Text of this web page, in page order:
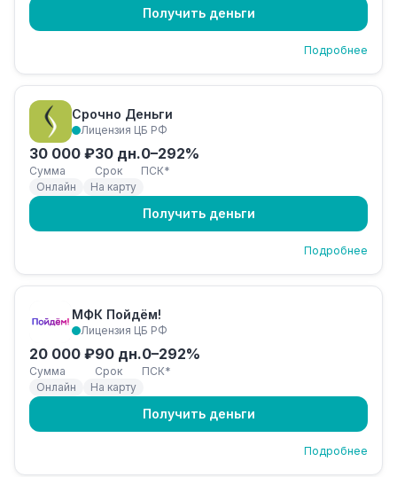
Получить деньги
Подробнее
Срочно Деньги
Лицензия ЦБ РФ
30 000 ₽
Сумма
30 дн.
Срок
0–292%
ПСК*
Онлайн
На карту
Получить деньги
Подробнее
МФК Пойдём!
Лицензия ЦБ РФ
20 000 ₽
Сумма
90 дн.
Срок
0–292%
ПСК*
Онлайн
На карту
Получить деньги
Подробнее